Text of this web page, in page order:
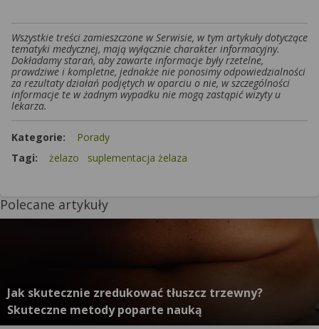
Wszystkie treści zamieszczone w Serwisie, w tym artykuły dotyczące
tematyki medycznej, mają wyłącznie charakter informacyjny.
Dokładamy starań, aby zawarte informacje były rzetelne,
prawdziwe i kompletne, jednakże nie ponosimy odpowiedzialności
za rezultaty działań podjętych w oparciu o nie, w szczególności
informacje te w żadnym wypadku nie mogą zastąpić wizyty u
lekarza.
Kategorie:
Porady
Tagi:
żelazo suplementacja żelaza
Polecane artykuły
Jak skutecznie zredukować tłuszcz trzewny?
Skuteczne metody poparte nauką